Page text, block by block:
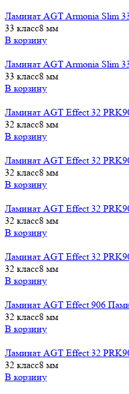
Ламинат AGT Armonia Slim
33 класс8 мм
В корзину
Ламинат AGT Armonia Slim
33 класс8 мм
В корзину
Ламинат AGT Effect 32
32 класс8 мм
В корзину
Ламинат AGT Effect 32
32 класс8 мм
В корзину
Ламинат AGT Effect 32
32 класс8 мм
В корзину
Ламинат AGT Effect 32
32 класс8 мм
В корзину
Ламинат AGT Effect 906
32 класс8 мм
В корзину
Ламинат AGT Effect 32
32 класс8 мм
В корзину